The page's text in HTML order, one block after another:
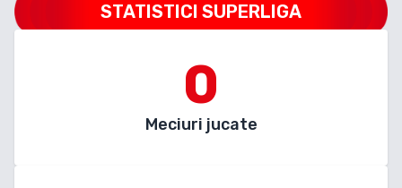
STATISTICI SUPERLIGA
0
Meciuri jucate